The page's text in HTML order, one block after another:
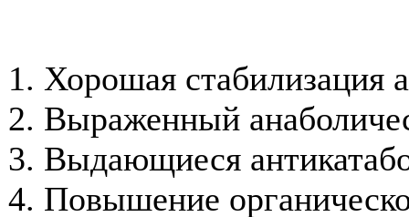
Хорошая стабилизация
Выраженный
Выдающиеся
Повышение